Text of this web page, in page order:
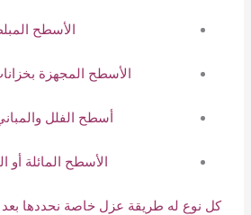
الأسطح
الأسطح المجهزة
أسطح الفلل
الأسطح المائلة
كل نوع له طريقة عزل خاصة نحددها